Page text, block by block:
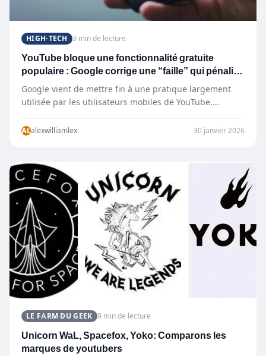
HIGH-TECH 3 min de lecture
YouTube bloque une fonctionnalité gratuite
populaire : Google corrige une “faille” qui pénalise
les utilisateurs
Google vient de mettre fin à une pratique largement
utilisée par les utilisateurs mobiles de YouTube.
ALalexwilliamlex 30 janvier 2026
LE FARM DU GEEK 9 min de lecture
Unicorn WaL, Spacefox, Yoko: Comparons les
marques de youtubers